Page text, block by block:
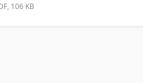
106 KB